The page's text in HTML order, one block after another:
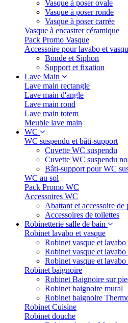
Vasque à poser ovale
Vasque à poser ronde
Vasque à poser carrée
Vasque à encastrer céramique
Pack Promo Vasque
Accessoire pour lavabo et
Bonde et Siphon
Support et fixation
Lave Main
Lave main rectangle
Lave main d'angle
Lave main rond
Lave main totem
Meuble lave main
WC
WC suspendu et bâti-support
Cuvette WC suspendu
Cuvette WC suspendu
Bâti-support pour WC
WC au sol
Pack Promo WC
Accessoires WC
Abattant et accessoire de
Accessoires de toilettes
Robinetterie salle de bain
Robinet lavabo et vasque
Robinet vasque et lavabo
Robinet vasque et lavabo
Robinet vasque et lavabo
Robinet baignoire
Robinet Baignoire sur
Robinet baignoire mural
Robinet baignoire
Robinet Cuisine
Robinet douche